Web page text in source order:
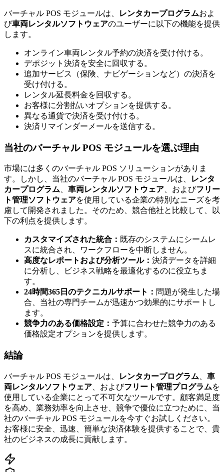
バーチャル POS モジュールは、 レンタカープログラムおよ
び車両レンタルソフトウェアのユーザーに以下の機能を提供
します。
オンライン車両レンタル予約の決済を受け付ける。
デポジット決済を安全に回収する。
追加サービス（保険、ナビゲーションなど）の決済を
受け付ける。
レンタル延長料金を回収する。
お客様に分割払いオプションを提供する。
異なる通貨で決済を受け付ける。
決済リマインダーメールを送信する。
当社のバーチャル POS モジュールを選ぶ理由
市場には多くのバーチャル POS ソリューションがありま
す。しかし、当社のバーチャル POS モジュールは、
レンタ
カープログラム、 車両レンタルソフトウェア、およびフリー
ト管理ソフトウェアを使用している企業の特別なニーズを考
慮して開発されました。そのため、競合他社と比較して、以
下の利点を提供します。
カスタマイズされた統合： 既存のシステムにシームレ
スに統合され、ワークフローを中断しません。
高度なレポートおよび分析ツール： 決済データを詳細
に分析し、ビジネス戦略を最適化するのに役立ちま
す。
24時間365日のテクニカルサポート： 問題が発生した場
合、当社の専門チームが迅速かつ効果的にサポートし
ます。
競争力のある価格設定： 予算に合わせた競争力のある
価格設定オプションを提供します。
結論
バーチャル POS モジュールは、 レンタカープログラム
車
両レンタルソフトウェア 、およびフリート管理プログラムを
使用している企業にとって不可欠なツールです。顧客満足度
を高め、業務効率を向上させ、競争で優位に立つために、当
社のバーチャル POS モジュールを今すぐお試しください。
お客様に安全、迅速、簡単な決済体験を提供することで、貴
社のビジネスの成長に貢献します。